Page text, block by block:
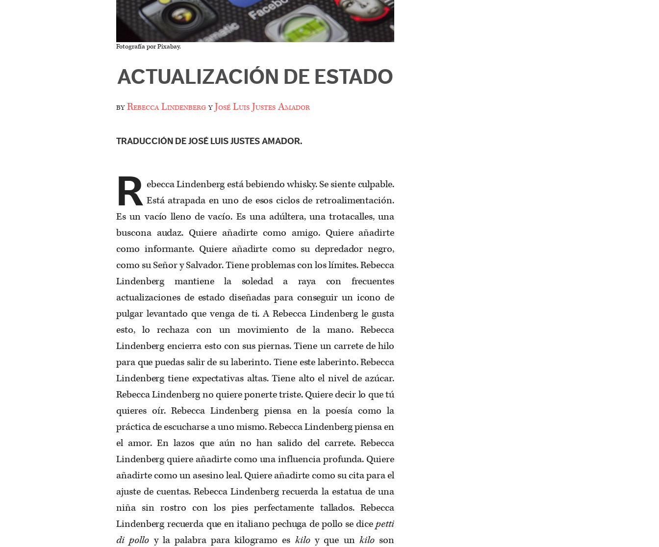
Fotografía por Pixabay.
ACTUALIZACIÓN DE ESTADO
byRebecca LindenbergyJosé Luis Justes Amador
TRADUCCIÓN DE JOSÉ LUIS JUSTES AMADOR.
R ebecca Lindenberg está bebiendo whisky. Se siente culpable.
Está atrapada en uno de esos ciclos de retroalimentación.
Es un vacío lleno de vacío. Es una adúltera, una trotacalles, una
buscona audaz. Quiere añadirte como amigo. Quiere añadirte
como informante. Quiere añadirte como su depredador negro,
como su Señor y Salvador. Tiene problemas con los límites. Rebecca
Lindenberg mantiene la soledad a raya con frecuentes
actualizaciones de estado diseñadas para conseguir un icono de
pulgar levantado que venga de ti. A Rebecca Lindenberg le gusta
esto, lo rechaza con un movimiento de la mano. Rebecca
Lindenberg encierra esto con sus piernas. Tiene un carrete de hilo
para que puedas salir de su laberinto. Tiene este laberinto. Rebecca
Lindenberg tiene expectativas altas. Tiene alto el nivel de azúcar.
Rebecca Lindenberg no quiere ponerte triste. Quiere decir lo que tú
quieres oír. Rebecca Lindenberg piensa en la poesía como la
práctica de escucharse a uno mismo. Rebecca Lindenberg piensa en
el amor. En lazos que aún no han salido del carrete. Rebecca
Lindenberg quiere añadirte como una influencia profunda. Quiere
añadirte como un asesino leal. Quiere añadirte como su cita para el
ajuste de cuentas. Rebecca Lindenberg recuerda la estatua de una
niña sin rostro con los pies perfectamente tallados. Rebecca
Lindenberg recuerda que en italiano pechuga de pollo se dicepetti
di polloy la palabra para kilogramo es kiloy que un kilo son